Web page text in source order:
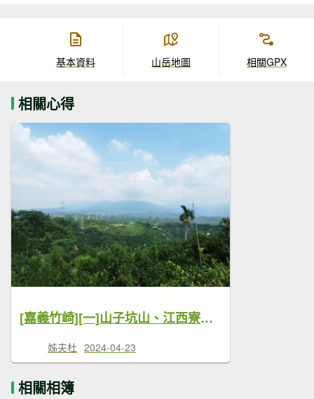
基本資料 山岳地圖 相關GPX
相關心得
[嘉義竹崎][一]山子坑山、江西寮山(劉厝)、坑山、鹿滿山
姊夫杜 2024-04-23
相關相簿